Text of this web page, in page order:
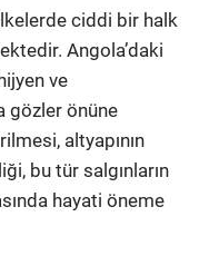
ciddi bir halk
Angola’daki
ve
gözler önüne
altyapının
bu tür salgınların
hayati öneme